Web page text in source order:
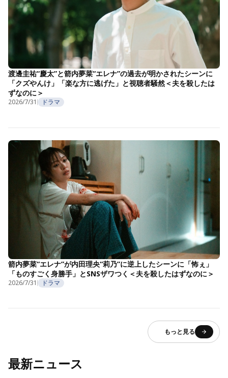
渡邊圭祐“慶太”と箭内夢菜“エレナ”の過去が明かされたシーンに
「クズやんけ」「楽な方に逃げた」と視聴者騒然＜夫を殺したは
ずなのに＞
2026/7/31 ドラマ
箭内夢菜“エレナ”が内田理央“莉乃”に逆上したシーンに「怖ぇ」
「ものすごく身勝手」とSNSザワつく＜夫を殺したはずなのに＞
2026/7/31 ドラマ
もっと見る
最新ニュース